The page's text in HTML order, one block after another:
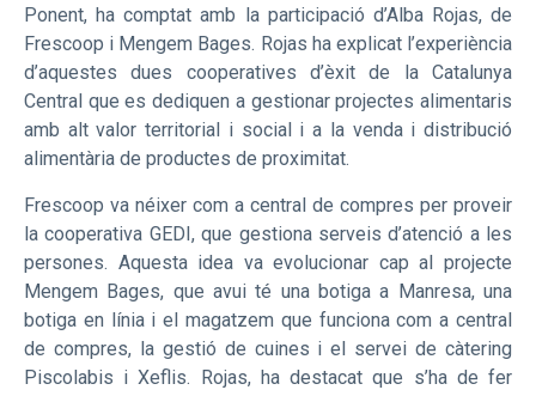
Ponent, ha comptat amb la participació d’Alba Rojas, de
Frescoop i Mengem Bages. Rojas ha explicat l’experiència
d’aquestes dues cooperatives d’èxit de la Catalunya
Central que es dediquen a gestionar projectes alimentaris
amb alt valor territorial i social i a la venda i distribució
alimentària de productes de proximitat.
Frescoop va néixer com a central de compres per proveir
la cooperativa GEDI, que gestiona serveis d’atenció a les
persones. Aquesta idea va evolucionar cap al projecte
Mengem Bages, que avui té una botiga a Manresa, una
botiga en línia i el magatzem que funciona com a central
de compres, la gestió de cuines i el servei de càtering
Piscolabis i Xeflis. Rojas, ha destacat que s’ha de fer